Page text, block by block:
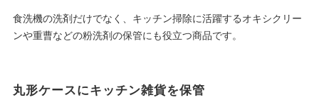
食洗機の洗剤だけでなく、キッチン掃除に活躍するオキシクリー
ンや重曹などの粉洗剤の保管にも役立つ商品です。
丸形ケースにキッチン雑貨を保管